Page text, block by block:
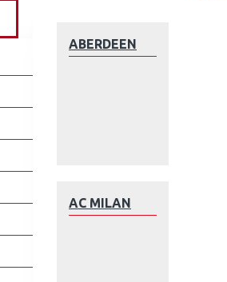
ABERDEEN
AC MILAN